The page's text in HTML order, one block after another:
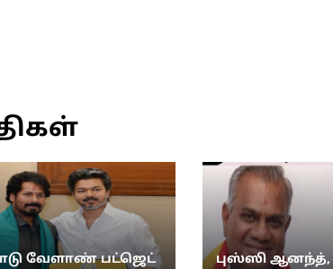
வேளாண் பட்ஜெட் புஸ்ஸி ஆனந்த்,